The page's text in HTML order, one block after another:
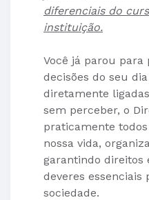
diferenciais do
instituição.
Você já parou para
decisões do seu
diretamente
sem perceber, o
praticamente
nossa vida,
garantindo direitos
deveres essenciais
sociedade.